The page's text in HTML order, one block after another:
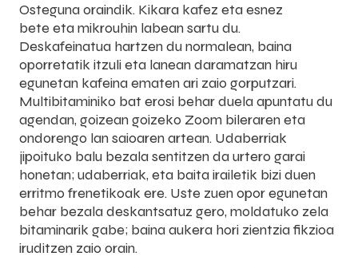
Osteguna oraindik. Kikara kafez eta esnez
bete eta mikrouhin labean sartu du.
Deskafeinatua hartzen du normalean, baina
oporretatik itzuli eta lanean daramatzan hiru
egunetan kafeina ematen ari zaio gorputzari.
Multibitaminiko bat erosi behar duela apuntatu du
agendan, goizean goizeko Zoom bileraren eta
ondorengo lan saioaren artean. Udaberriak
jipoituko balu bezala sentitzen da urtero garai
honetan; udaberriak, eta baita irailetik bizi duen
erritmo frenetikoak ere. Uste zuen opor egunetan
behar bezala deskantsatuz gero, moldatuko zela
bitaminarik gabe; baina aukera hori zientzia fikzioa
iruditzen zaio orain.